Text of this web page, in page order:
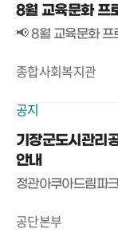
8월 교육문화 프
종합사회복지관
공지
기장군도시관리
안내
공단본부